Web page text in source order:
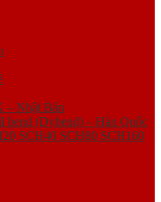
– Nhật Bản
bend (Dybend) – Hàn Quốc
SCH40 SCH80 SCH160